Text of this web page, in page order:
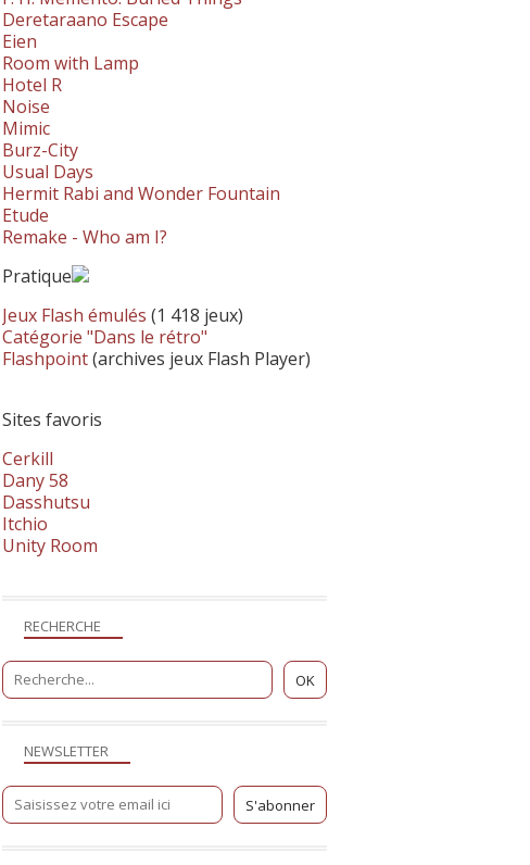
NEWSLETTER
RECHERCHE
Deretaraano Escape
Eien
Room with Lamp
Hotel R
Noise
Mimic
Burz-City
Usual Days
Hermit Rabi and Wonder Fountain
Etude
Remake - Who am I?
Pratique
Jeux Flash émulés (1 418 jeux)
Catégorie "Dans le rétro"
Flashpoint(archives jeux Flash Player)
Sites favoris
Cerkill
Dany 58
Dasshutsu
Itchio
Unity Room